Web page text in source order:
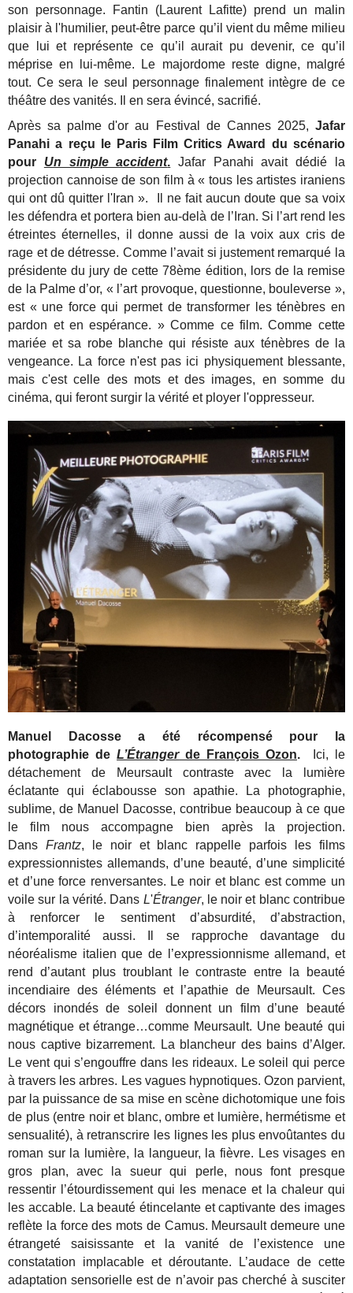
son personnage. Fantin (Laurent Lafitte) prend un malin
plaisir à l'humilier, peut-être parce qu’il vient du même milieu
que lui et représente ce qu’il aurait pu devenir, ce qu’il
méprise en lui-même. Le majordome reste digne, malgré
tout. Ce sera le seul personnage finalement intègre de ce
théâtre des vanités. Il en sera évincé, sacrifié.
Après sa palme d'or au Festival de Cannes 2025, Jafar
Panahi a reçu le Paris Film Critics Award du scénario
pour Un simple accident. Jafar Panahi avait dédié la
projection cannoise de son film à « tous les artistes iraniens
qui ont dû quitter l'Iran ». Il ne fait aucun doute que sa voix
les défendra et portera bien au-delà de l’Iran. Si l’art rend les
étreintes éternelles, il donne aussi de la voix aux cris de
rage et de détresse. Comme l’avait si justement remarqué la
présidente du jury de cette 78ème édition, lors de la remise
de la Palme d’or, « l’art provoque, questionne, bouleverse »,
est « une force qui permet de transformer les ténèbres en
pardon et en espérance. » Comme ce film. Comme cette
mariée et sa robe blanche qui résiste aux ténèbres de la
vengeance. La force n'est pas ici physiquement blessante,
mais c'est celle des mots et des images, en somme du
cinéma, qui feront surgir la vérité et ployer l'oppresseur.
Manuel Dacosse a été récompensé pour la
photographie de L’Étrangerde François Ozon.
Ici, le
détachement de Meursault contraste avec la lumière
éclatante qui éclabousse son apathie. La photographie,
sublime, de Manuel Dacosse, contribue beaucoup à ce que
le film nous accompagne bien après la projection.
Dans Frantz, le noir et blanc rappelle parfois les films
expressionnistes allemands, d’une beauté, d’une simplicité
et d’une force renversantes. Le noir et blanc est comme un
voile sur la vérité. Dans L'Étranger, le noir et blanc contribue
à renforcer le sentiment d’absurdité, d’abstraction,
d’intemporalité aussi. Il se rapproche davantage du
néoréalisme italien que de l’expressionnisme allemand, et
rend d’autant plus troublant le contraste entre la beauté
incendiaire des éléments et l’apathie de Meursault. Ces
décors inondés de soleil donnent un film d’une beauté
magnétique et étrange…comme Meursault. Une beauté qui
nous captive bizarrement. La blancheur des bains d’Alger.
Le vent qui s’engouffre dans les rideaux. Le soleil qui perce
à travers les arbres. Les vagues hypnotiques. Ozon parvient,
par la puissance de sa mise en scène dichotomique une fois
de plus (entre noir et blanc, ombre et lumière, hermétisme et
sensualité), à retranscrire les lignes les plus envoûtantes du
roman sur la lumière, la langueur, la fièvre. Les visages en
gros plan, avec la sueur qui perle, nous font presque
ressentir l’étourdissement qui les menace et la chaleur qui
les accable. La beauté étincelante et captivante des images
reflète la force des mots de Camus. Meursault demeure une
étrangeté saisissante et la vanité de l’existence une
constatation implacable et déroutante. L’audace de cette
adaptation sensorielle est de n’avoir pas cherché à susciter